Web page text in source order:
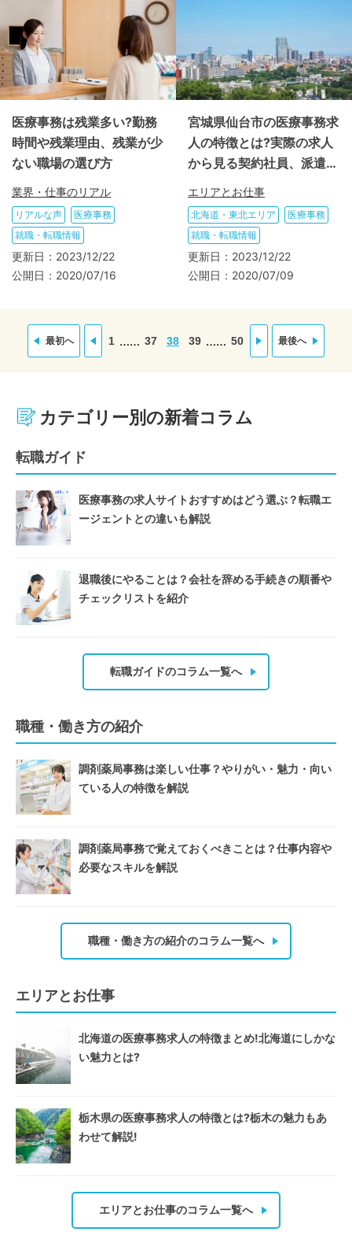
医療事務は残業多い?勤務
時間や残業理由、残業が少
ない職場の選び方
業界・仕事のリアル
リアルな声
医療事務
就職・転職情報
更新日： 2023/12/22
公開日： 2020/07/16
宮城県仙台市の医療事務求
人の特徴とは?実際の求人
から見る契約社員、派遣社
員の特徴も
エリアとお仕事
北海道・東北エリア
医療事務
就職・転職情報
更新日： 2023/12/22
公開日： 2020/07/09
最初へ 1 …… 37 38 39 …… 50 最後へ
カテゴリー別の新着コラム
転職ガイド
医療事務の求人サイトおすすめはどう選ぶ？転職エ
ージェントとの違いも解説
退職後にやることは？会社を辞める手続きの順番や
チェックリストを紹介
転職ガイドのコラム一覧へ
職種・働き方の紹介
調剤薬局事務は楽しい仕事？やりがい・魅力・向い
ている人の特徴を解説
調剤薬局事務で覚えておくべきことは？仕事内容や
必要なスキルを解説
職種・働き方の紹介のコラム一覧へ
エリアとお仕事
北海道の医療事務求人の特徴まとめ!北海道にしかな
い魅力とは?
栃木県の医療事務求人の特徴とは?栃木の魅力もあ
わせて解説!
エリアとお仕事のコラム一覧へ